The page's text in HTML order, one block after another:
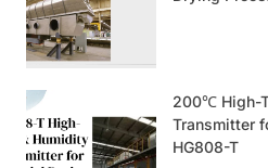
200℃ High-
Transmitter
HG808-T